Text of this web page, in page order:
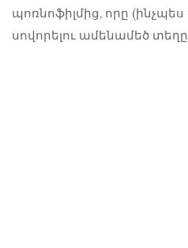
պոռնոֆիլմից, որը
սովորելու ամենամեծ տեղը